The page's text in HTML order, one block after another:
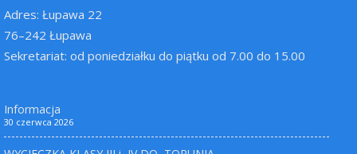
Adres: Łupawa 22
76–242 Łupawa
Sekretariat: od poniedziałku do piątku od 7.00 do 15.00
Informacja
30 czerwca 2026